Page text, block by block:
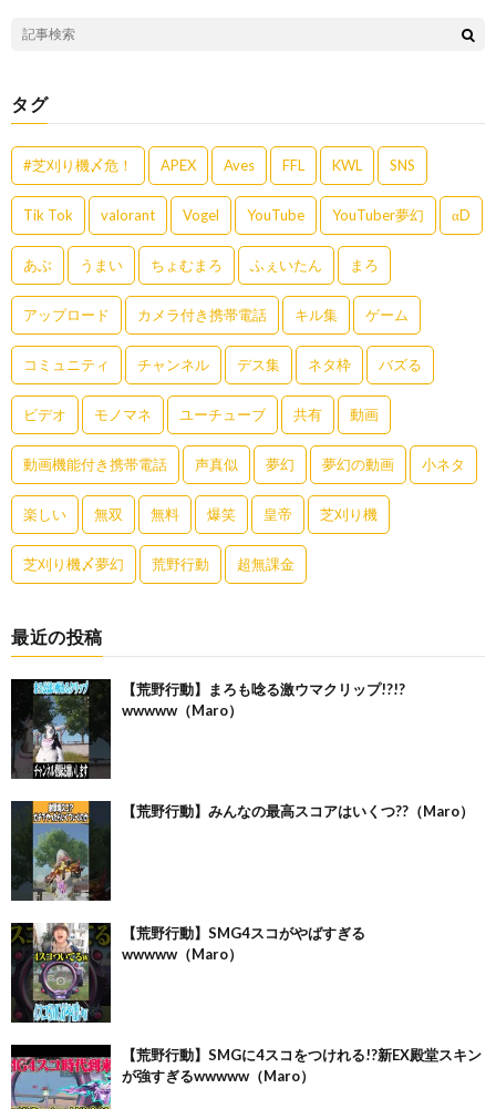
タグ
#芝刈り機〆危！ APEX Aves FFL KWL SNS
Tik Tok valorant Vogel YouTube YouTuber夢幻 αD
あぶ うまい ちょむまろ ふぇいたん まろ
アップロード カメラ付き携帯電話 キル集 ゲーム
コミュニティ チャンネル デス集 ネタ枠 バズる
ビデオ モノマネ ユーチューブ 共有 動画
動画機能付き携帯電話 声真似 夢幻 夢幻の動画 小ネタ
楽しい 無双 無料 爆笑 皇帝 芝刈り機
芝刈り機〆夢幻 荒野行動 超無課金
最近の投稿
【荒野行動】まろも唸る激ウマクリップ!?!?
wwwww（Maro）
【荒野行動】みんなの最高スコアはいくつ??（Maro）
【荒野行動】SMG4スコがやばすぎる
wwwww（Maro）
【荒野行動】SMGに4スコをつけれる!?新EX殿堂スキン
が強すぎるwwwww（Maro）